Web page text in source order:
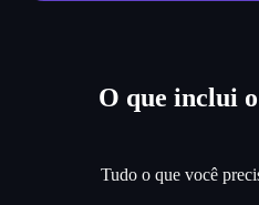
O que inclui
Tudo o que você